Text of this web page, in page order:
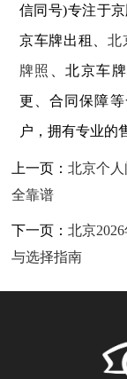
信同号)专注于
京车牌出租、北
牌照
、北京车
更、合同保障
户，拥有专业的
上一页：北京个
全靠谱
下一页：北京
与选择指南